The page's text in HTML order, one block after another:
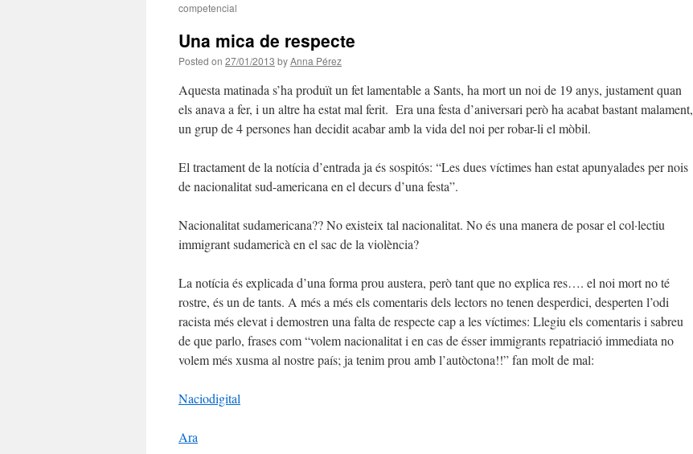
competencial
Una mica de respecte
Posted on 27/01/2013 byAnna Pérez
Aquesta matinada s’ha produït un fet lamentable a Sants, ha mort un noi de 19 anys, justament quan
els anava a fer, i un altre ha estat mal ferit. Era una festa d’aniversari però ha acabat bastant malament,
un grup de 4 persones han decidit acabar amb la vida del noi per robar-li el mòbil.
El tractament de la notícia d’entrada ja és sospitós: “Les dues víctimes han estat apunyalades per nois
de nacionalitat sud-americana en el decurs d’una festa”.
Nacionalitat sudamericana?? No existeix tal nacionalitat. No és una manera de posar el col·lectiu
immigrant sudamericà en el sac de la violència?
La notícia és explicada d’una forma prou austera, però tant que no explica res…. el noi mort no té
rostre, és un de tants. A més a més els comentaris dels lectors no tenen desperdici, desperten l’odi
racista més elevat i demostren una falta de respecte cap a les víctimes: Llegiu els comentaris i sabreu
de que parlo, frases com “volem nacionalitat i en cas de ésser immigrants repatriació immediata no
volem més xusma al nostre país; ja tenim prou amb l’autòctona!!” fan molt de mal:
Naciodigital
Ara